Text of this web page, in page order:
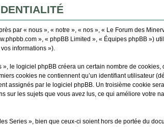
par « nous », « notre », « nos », « Le Forum des
», « phpBB Limited », « Équipes phpBB »)
informations »).
le logiciel phpBB créera un certain nombre de cookies,
cookies ne contiennent qu’un identifiant utilisateur
assignés par le logiciel phpBB. Un troisième cookie
sur les sujets que vous avez lus, ce qui améliore votre
Series », bien que ceux-ci soient hors de portée du